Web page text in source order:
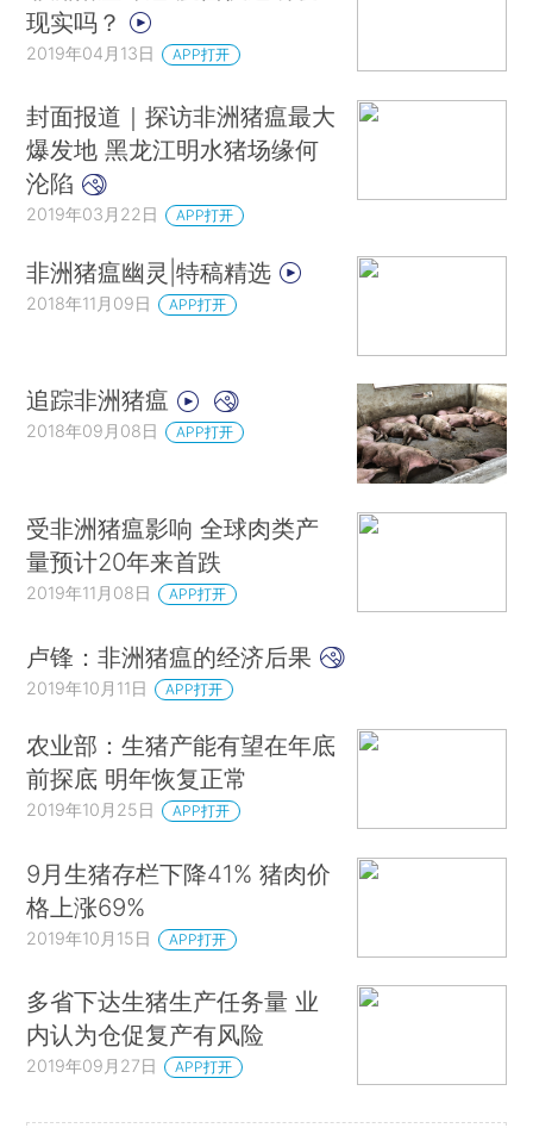
现实吗？
2019年04月13日 APP打开
封面报道｜探访非洲猪瘟最大
爆发地 黑龙江明水猪场缘何
沦陷
2019年03月22日 APP打开
非洲猪瘟幽灵|特稿精选
2018年11月09日 APP打开
追踪非洲猪瘟
2018年09月08日 APP打开
受非洲猪瘟影响 全球肉类产
量预计20年来首跌
2019年11月08日 APP打开
卢锋：非洲猪瘟的经济后果
2019年10月11日 APP打开
农业部：生猪产能有望在年底
前探底 明年恢复正常
2019年10月25日 APP打开
9月生猪存栏下降41% 猪肉价
格上涨69%
2019年10月15日 APP打开
多省下达生猪生产任务量 业
内认为仓促复产有风险
2019年09月27日 APP打开